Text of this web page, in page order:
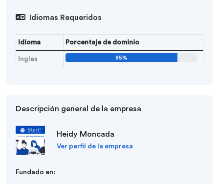
Idiomas Requeridos
Idioma Porcentaje de dominio
Ingles 85%
Descripción general de la empresa
Heidy Moncada
Ver perfil de la empresa
Fundado en: